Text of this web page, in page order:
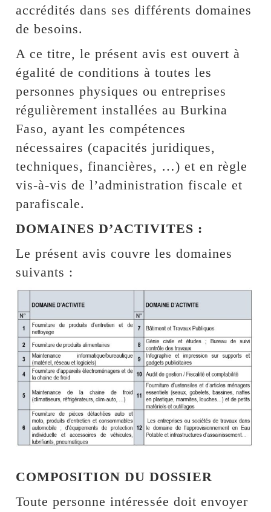
accrédités dans ses différents domaines
de besoins.
A ce titre, le présent avis est ouvert à
égalité de conditions à toutes les
personnes physiques ou entreprises
régulièrement installées au Burkina
Faso, ayant les compétences
nécessaires (capacités juridiques,
techniques, financières, …) et en règle
vis-à-vis de l’administration fiscale et
parafiscale.
DOMAINES D’ACTIVITES :
Le présent avis couvre les domaines
suivants :
COMPOSITION DU DOSSIER
Toute personne intéressée doit envoyer